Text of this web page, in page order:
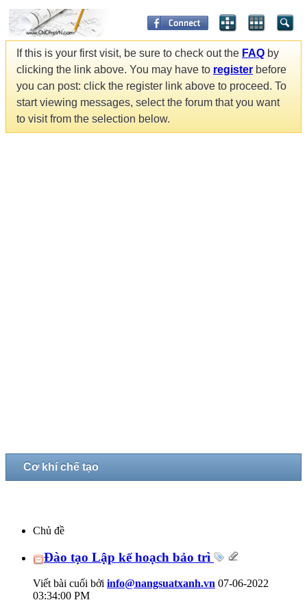
If this is your first visit, be sure to check out the FAQ by
clicking the link above. You may have to register before
you can post: click the register link above to proceed. To
start viewing messages, select the forum that you want
to visit from the selection below.
Cơ khí chế tạo
Chủ đề
Đào tạo Lập kế hoạch bảo trì
Viết bài cuối bởi info@nangsuatxanh.vn 07-06-2022
03:34:00 PM